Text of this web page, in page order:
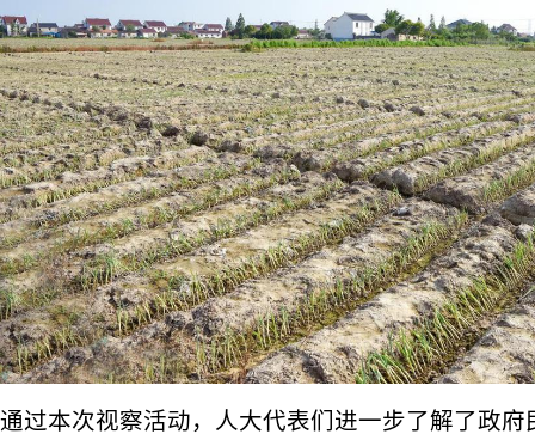
通过本次视察活动，人大代表们进一步了解了政府